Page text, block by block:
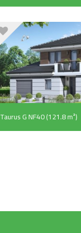
Taurus G NF40 (121.8 m²)